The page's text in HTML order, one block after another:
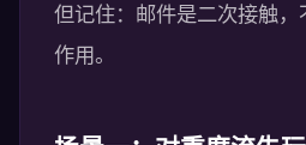
但记住：邮件是二次接触
作用。